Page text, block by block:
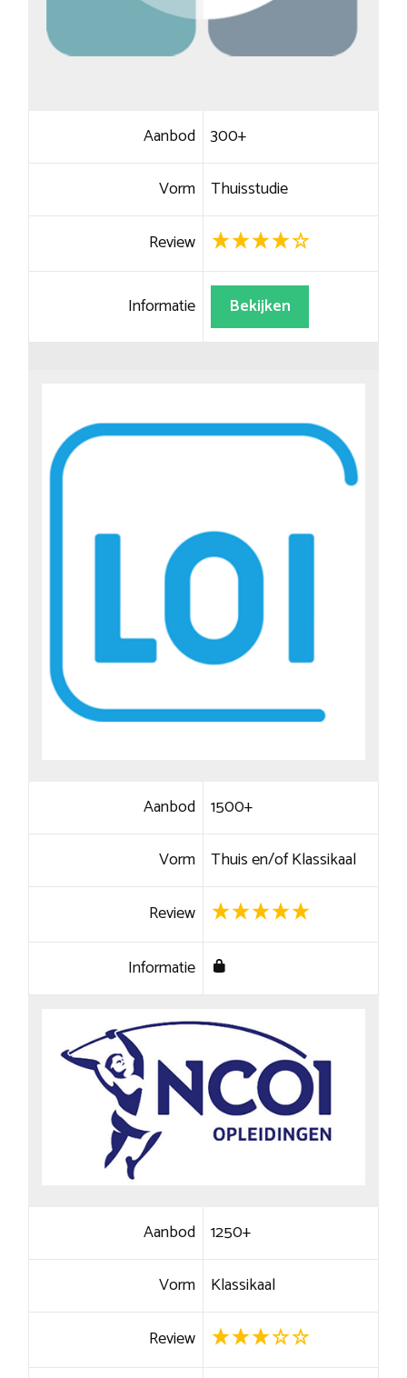
Aanbod 300+
Vorm Thuisstudie
Review
Informatie Bekijken
Aanbod 1500+
Vorm Thuis en/of Klassikaal
Review
Informatie
Aanbod 1250+
Vorm Klassikaal
Review